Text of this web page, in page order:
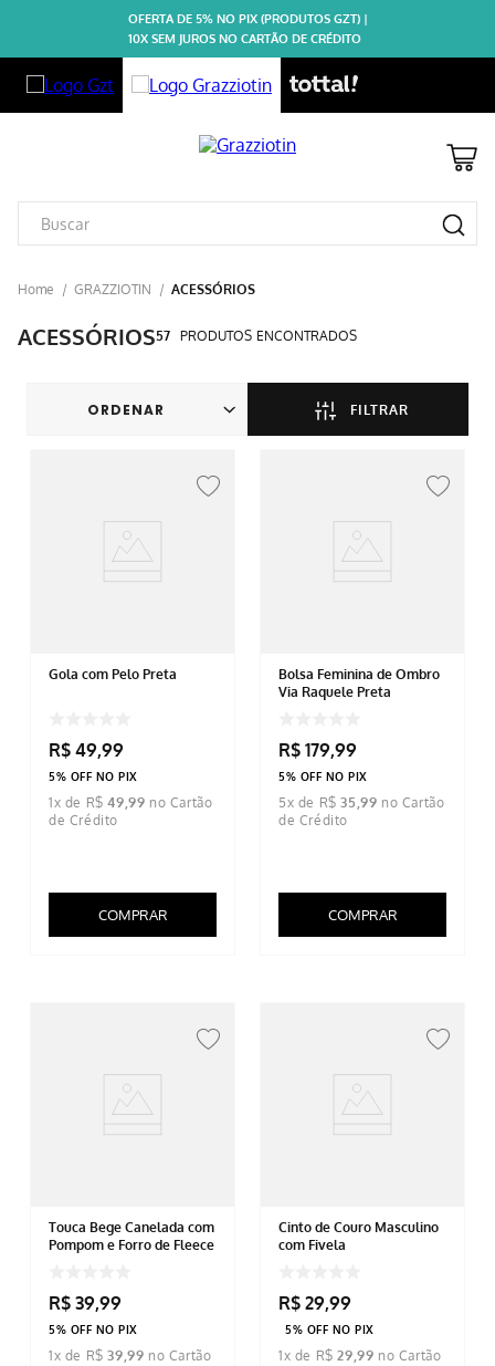
OFERTA DE 5% NO PIX (PRODUTOS GZT) |
10X SEM JUROS NO CARTÃO DE CRÉDITO
GRAZZIOTIN ACESSÓRIOS
ACESSÓRIOS57 PRODUTOS
FILTRAR
Gola com Pelo Preta
R$ 49,99
5% OFF NO PIX
1x de R$ 49,99
COMPRAR
Bolsa Feminina de Ombro
Via Raquele Preta
R$ 179,99
5% OFF NO PIX
5x de R$ 35 ,99
COMPRAR
Touca Bege Canelada com
Pompom e Forro de Fleece
R$ 39,99
5% OFF NO PIX
1x de R$ 39,99
Cinto de Couro Masculino
com Fivela
R$ 29,99
5% OFF NO PIX
1x de R$ 29,99